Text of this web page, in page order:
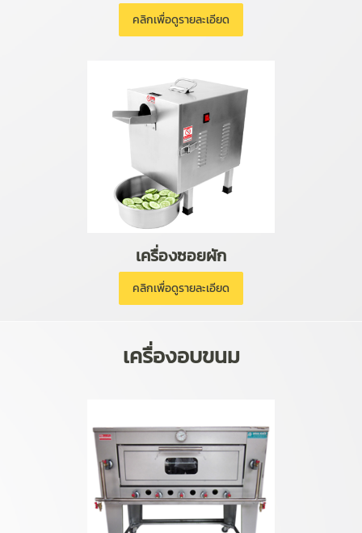
คลิกเพื่อดูรายละเอียด
เครื่องซอยผัก
คลิกเพื่อดูรายละเอียด
เครื่องอบขนม